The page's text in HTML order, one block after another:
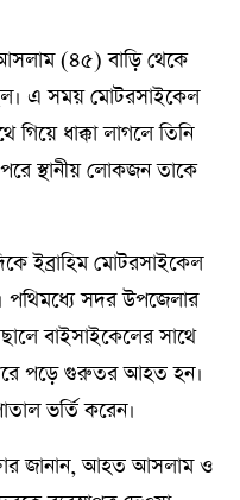
(৪৫) বাড়ি থেকে
এ সময় মোটরসাইকেল
গিয়ে ধাক্কা লাগলে তিনি
স্থানীয় লোকজন তাকে
ইব্রাহিম মোটরসাইকেল
পথিমধ্যে সদর উপজেলার
বাইসাইকেলের সাথে
পড়ে গুরুতর আহত হন।
ভর্তি করেন।
জানান, আহত আসলাম ও